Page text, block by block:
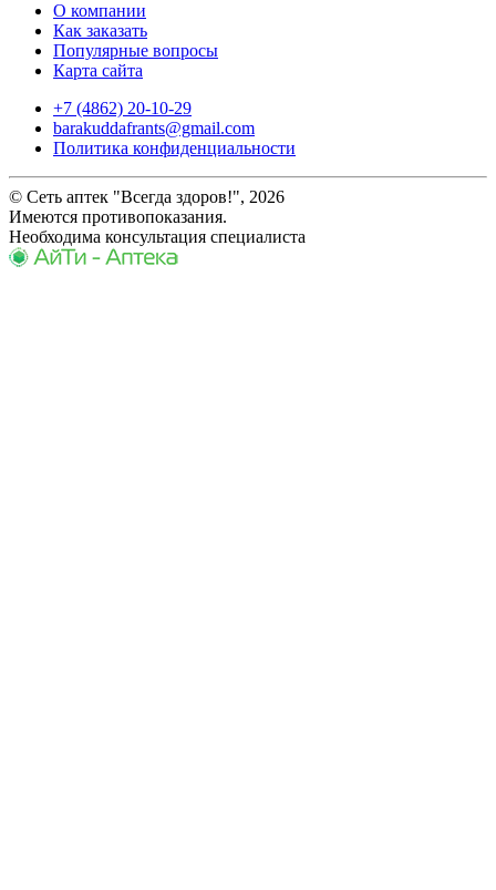
О компании
Как заказать
Популярные вопросы
Карта сайта
+7 (4862) 20-10-29
barakuddafrants@gmail.com
Политика конфиденциальности
© Сеть аптек "Всегда здоров!", 2026
Имеются противопоказания.
Необходима консультация специалиста